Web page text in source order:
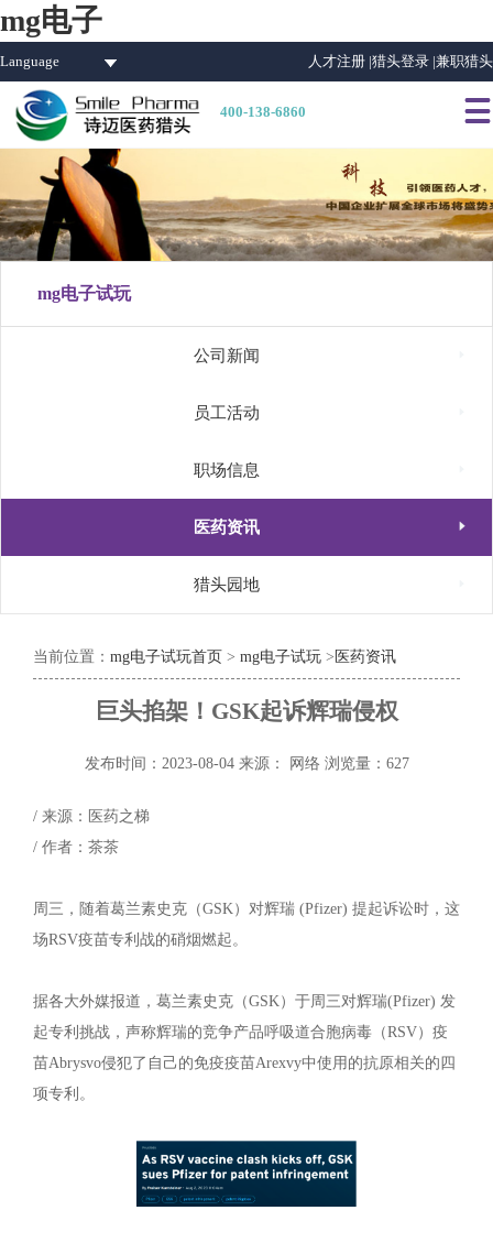
mg电子
Language 人才注册 |猎头登录 |兼职猎头
400-138-6860 
mg电子试玩
公司新闻
员工活动
职场信息
医药资讯 
猎头园地
当前位置： mg电子试玩首页 > mg电子试玩 > 医药资讯
巨头掐架！GSK起诉辉瑞侵权
发布时间：2023-08-04 来源： 网络 浏览量：627
/ 来源：医药之梯
/ 作者：茶茶
周三，随着葛兰素史克（GSK）对辉瑞 (Pfizer) 提起诉讼时，这
场RSV疫苗专利战的硝烟燃起。
据各大外媒报道，葛兰素史克（GSK）于周三对辉瑞(Pfizer) 发
起专利挑战，声称辉瑞的竞争产品呼吸道合胞病毒（RSV）疫
苗Abrysvo侵犯了自己的免疫疫苗Arexvy中使用的抗原相关的四
项专利。